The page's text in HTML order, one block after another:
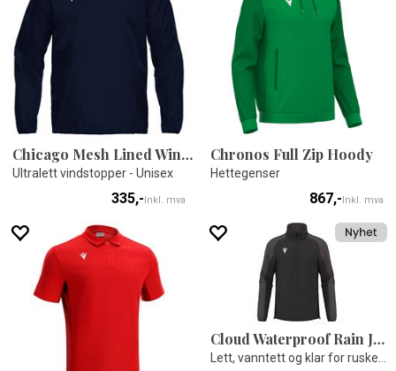
Chicago Mesh Lined Windbreaker
Ultralett vindstopper - Unisex
335,-Inkl. mva
Chronos Full Zip Hoody
Hettegenser
867,-Inkl. mva
Cloud Waterproof Rain Jacket